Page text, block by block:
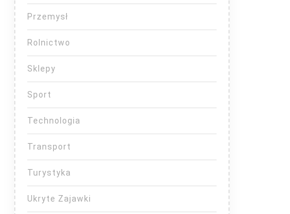
Przemysł
Rolnictwo
Sklepy
Sport
Technologia
Transport
Turystyka
Ukryte Zajawki